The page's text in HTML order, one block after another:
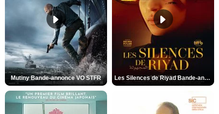
Mutiny Bande-annonce VO STFR Les Silences de Riyad Bande-annonce VO STFR